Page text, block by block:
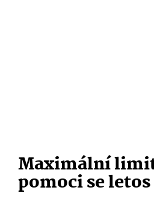
Maximální
pomoci se